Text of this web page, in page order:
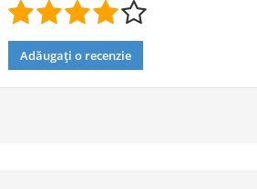
Adăugați o recenzie